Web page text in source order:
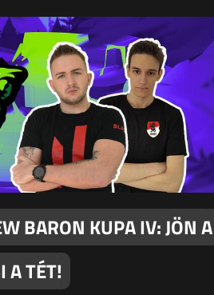
BARON KUPA IV: JÖN A
A TÉT!